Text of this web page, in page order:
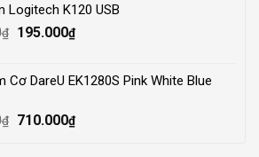
4.000.000₫.3.500.000₫.
Logitech K120 USB
₫
Original
210.000₫.
195.000₫Current
195.000₫.
Cơ DareU EK1280S Pink White Blue
₫
Original
710.000₫Current